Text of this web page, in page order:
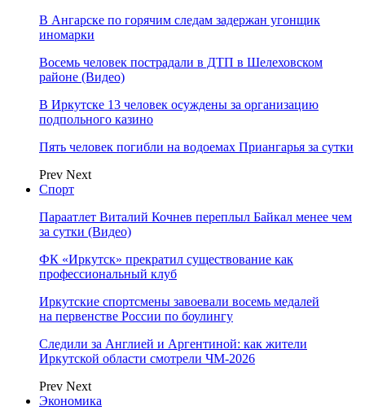
В Ангарске по горячим следам задержан угонщик
иномарки
Восемь человек пострадали в ДТП в Шелеховском
районе (Видео)
В Иркутске 13 человек осуждены за организацию
подпольного казино
Пять человек погибли на водоемах Приангарья за сутки
Prev Next
Спорт
Параатлет Виталий Кочнев переплыл Байкал менее чем
за сутки (Видео)
ФК «Иркутск» прекратил существование как
профессиональный клуб
Иркутские спортсмены завоевали восемь медалей
на первенстве России по боулингу
Следили за Англией и Аргентиной: как жители
Иркутской области смотрели ЧМ-2026
Prev Next
Экономика